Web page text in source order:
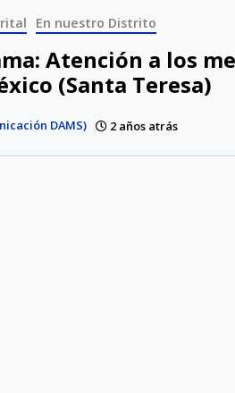
En nuestro Distrito
Atención a los
(Santa Teresa)
DAMS) 2 años atrás